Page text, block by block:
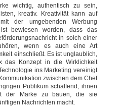
wichtig, authentisch zu sein,
kreativ. Kreativität kann auf
der umgebenden Werbung
bewiesen worden, dass das
in solch einer
wenn es auch eine Art
einschließt. Es ist unglaublich,
das Konzept in die Wirklichkeit
ins Marketing vereinigt
zwischen dem Chef
Publikum schaffend, ihnen
der Marke zu bauen, die sie
Nachrichten macht.